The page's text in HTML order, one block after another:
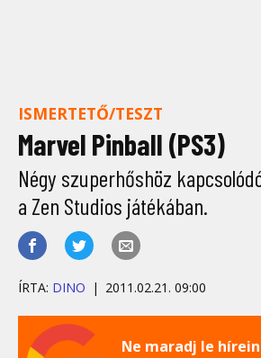
ISMERTETŐ/TESZT
Marvel Pinball (PS3)
Négy szuperhőshöz
a Zen Studios játékában.
ÍRTA: DINO 2011.02.21. 09:00
Ne maradj le